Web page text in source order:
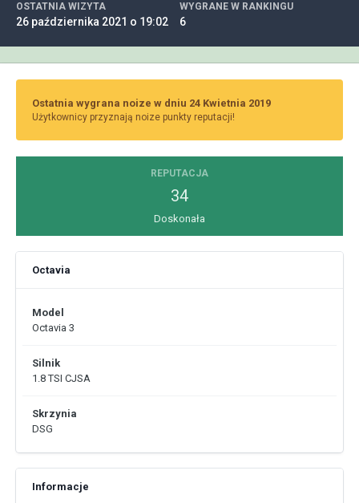
OSTATNIA WIZYTA
26 października 2021 o 19:02
WYGRANE W RANKINGU
6
Ostatnia wygrana noize w dniu 24 Kwietnia 2019
Użytkownicy przyznają noize punkty reputacji!
REPUTACJA
34
Doskonała
Octavia
Model
Octavia 3
Silnik
1.8 TSI CJSA
Skrzynia
DSG
Informacje